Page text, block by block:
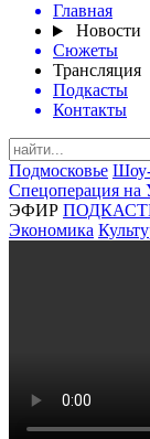
Главная
Новости
Сюжеты
Трансляция
Подкасты
Контакты
Подмосковье Шоу-
Спецоперация на
ЭФИР
Экономика